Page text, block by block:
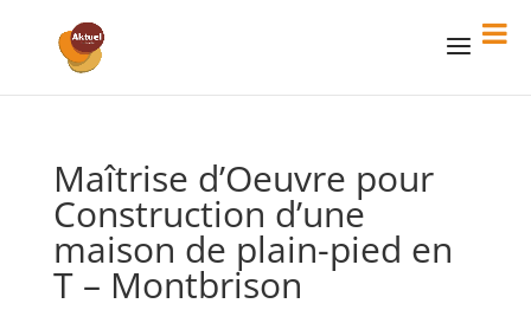
Maîtrise d’Oeuvre pour
Construction d’une
maison de plain-pied en
T – Montbrison